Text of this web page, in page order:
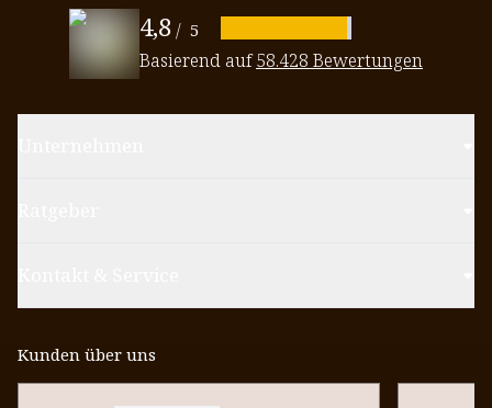
4,8/ 5
Basierend auf58.428 Bewertungen
Kunden über uns